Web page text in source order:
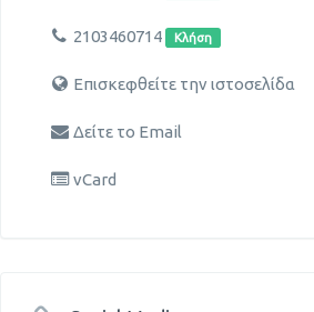
2103460714 Κλήση
Επισκεφθείτε την ιστοσελίδα
Δείτε το Email
vCard